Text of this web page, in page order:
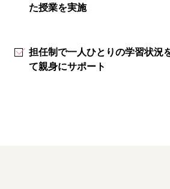
た授業を実施
担任制で一人ひとりの学習状況
て親身にサポート